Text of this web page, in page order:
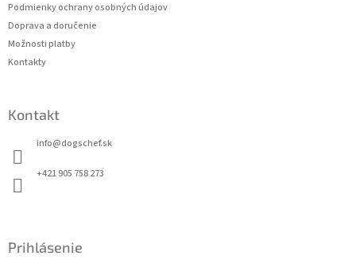
Podmienky ochrany osobných údajov
Doprava a doručenie
Možnosti platby
Kontakty
Kontakt
info@dogschef.sk
+421 905 758 273
Prihlásenie